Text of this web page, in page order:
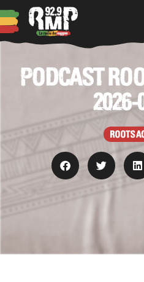
PODCAST
ROOTS